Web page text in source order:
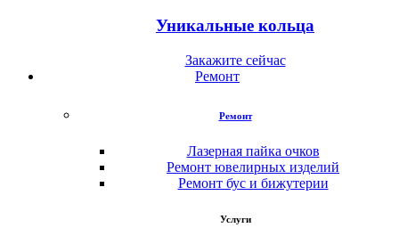
Уникальные кольца
Закажите сейчас
Ремонт
Ремонт
Лазерная пайка очков
Ремонт ювелирных изделий
Ремонт бус и бижутерии
Услуги